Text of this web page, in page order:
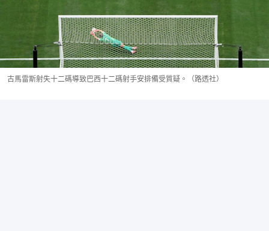
古馬雷斯射失十二碼導致巴西十二碼射手安排備受質疑。（路透社）